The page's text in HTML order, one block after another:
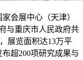
会展中心（天津）
与重庆市人民政府共
展览面积达13万平
超200项研究成果与